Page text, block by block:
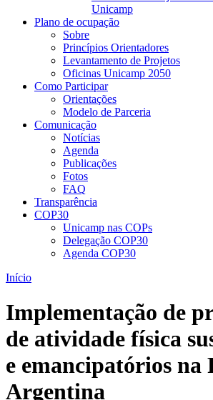
Unicamp
Plano de ocupação
Sobre
Princípios Orientadores
Levantamento de Projetos
Oficinas Unicamp 2050
Como Participar
Orientações
Modelo de Parceria
Comunicação
Notícias
Agenda
Publicações
Fotos
FAQ
Transparência
COP30
Unicamp nas COPs
Delegação COP30
Agenda COP30
Início
Implementação de
de atividade física
e emancipatórios na
Argentina